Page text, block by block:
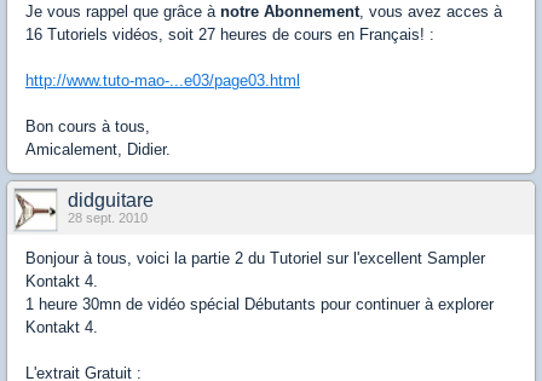
Je vous rappel que grâce à notre Abonnement , vous avez acces à
16 Tutoriels vidéos, soit 27 heures de cours en Français! :
http://www.tuto-mao-...e03/page03.html
Bon cours à tous,
Amicalement, Didier.
didguitare
28 sept. 2010
Bonjour à tous, voici la partie 2 du Tutoriel sur l'excellent Sampler
Kontakt 4.
1 heure 30mn de vidéo spécial Débutants pour continuer à explorer
Kontakt 4.
L'extrait Gratuit :